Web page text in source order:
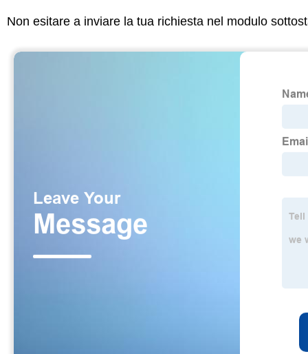
Non esitare a inviare la tua richiesta nel modulo